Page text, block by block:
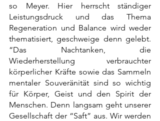
so Meyer. Hier herrscht ständiger
Leistungsdruck und das Thema
Regeneration und Balance wird weder
thematisiert, geschweige denn gelebt.
“Das Nachtanken, die
Wiederherstellung verbrauchter
körperlicher Kräfte sowie das Sammeln
mentaler Souveränität sind so wichtig
für Körper, Geist und den Spirit der
Menschen. Denn langsam geht unserer
Gesellschaft der “Saft” aus. Wir werden